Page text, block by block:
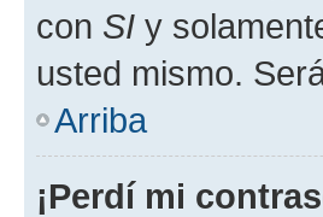
con SI y
usted mismo.
Arriba
¡Perdí mi